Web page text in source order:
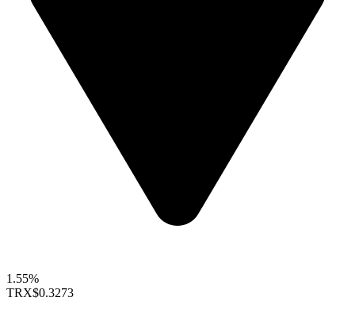
1.55%
TRX$0.3273